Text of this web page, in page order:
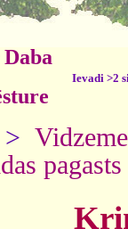
Ievadi >2
Vidzeme
pagasts